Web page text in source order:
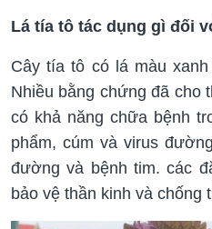
Lá tía tô tác dụng gì đối
Cây tía tô có lá màu
Nhiều bằng chứng đã cho
có khả năng chữa bệnh
phẩm, cúm và virus
đường và bệnh tim. các
bảo vệ thần kinh và chống